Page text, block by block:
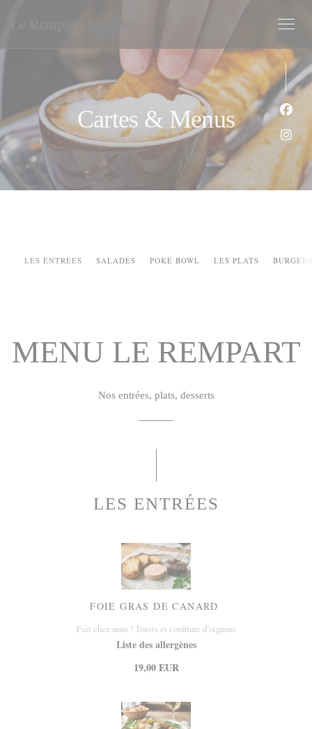
Cartes & Menus
LES ENTRÉES SALADES POKÉ BOWL LES PLATS BURGERS
MENU LE REMPART
Nos entrées, plats, desserts
LES ENTRÉES
FOIE GRAS DE CANARD
Fait chez nous ! Toasts et confiture d’oignons
Liste des allergènes
19,00 EUR